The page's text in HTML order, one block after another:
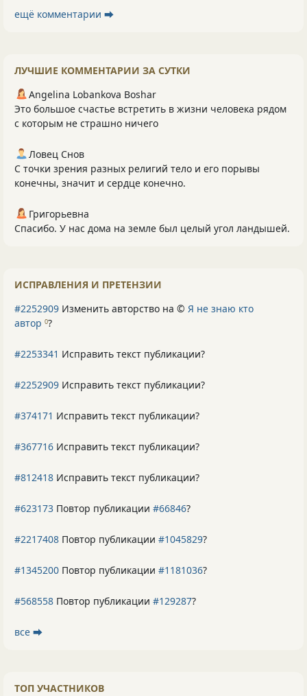
ещё комментарии ⮕
ЛУЧШИЕ КОММЕНТАРИИ ЗА СУТКИ
Angelina Lobankova Boshar
Это большое счастье встретить в жизни человека рядом
с которым не страшно ничего
Ловец Снов
С точки зрения разных религий тело и его порывы
конечны, значит и сердце конечно.
Григорьевна
Спасибо. У нас дома на земле был целый угол ландышей.
ИСПРАВЛЕНИЯ И ПРЕТЕНЗИИ
#2252909 Изменить авторство на © Я не знаю кто
автор 0?
#2253341 Исправить текст публикации?
#2252909 Исправить текст публикации?
#374171 Исправить текст публикации?
#367716 Исправить текст публикации?
#812418 Исправить текст публикации?
#623173 Повтор публикации #66846?
#2217408 Повтор публикации #1045829?
#1345200 Повтор публикации #1181036?
#568558 Повтор публикации #129287?
все ⮕
ТОП УЧАСТНИКОВ